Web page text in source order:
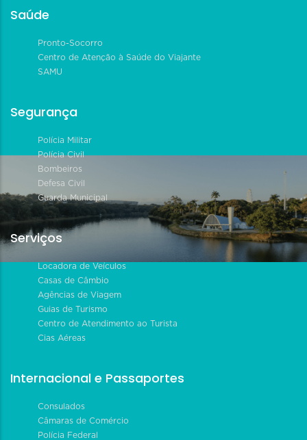
Saúde
Pronto-Socorro
Centro de Atenção à Saúde do Viajante
SAMU
Segurança
Polícia Militar
Polícia Civil
Bombeiros
Defesa Civil
Guarda Municipal
Serviços
Locadora de Veículos
Casas de Câmbio
Agências de Viagem
Guias de Turismo
Centro de Atendimento ao Turista
Cias Aéreas
Internacional e Passaportes
Consulados
Câmaras de Comércio
Polícia Federal